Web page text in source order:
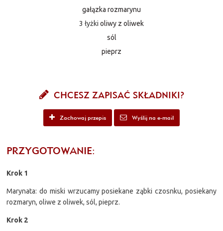
gałązka rozmarynu
3 łyżki oliwy z oliwek
sól
pieprz
CHCESZ ZAPISAĆ SKŁADNIKI?
Zachowaj przepis Wyślij na e-mail
PRZYGOTOWANIE:
Krok 1
Marynata: do miski wrzucamy posiekane ząbki czosnku, posiekany
rozmaryn, oliwe z oliwek, sól, pieprz.
Krok 2